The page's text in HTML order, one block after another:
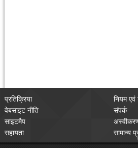
प्रतिक्रिया
नियम एवं
वेबसाइट नीति
संपर्क
साइटमैप
सहायता
सामान्य